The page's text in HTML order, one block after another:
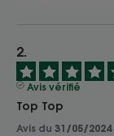
Avis vérifié
Top Top
Avis du 31/05/2024